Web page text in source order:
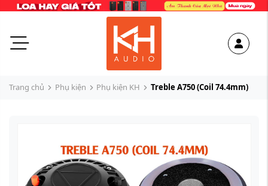
Trang chủ Phụ kiện Phụ kiện KH Treble A750 (Coil 74.4mm)